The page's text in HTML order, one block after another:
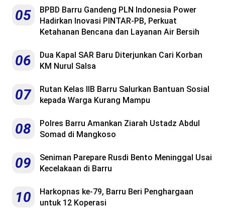
05
BPBD Barru Gandeng PLN Indonesia Power
Hadirkan Inovasi PINTAR-PB, Perkuat
Ketahanan Bencana dan Layanan Air Bersih
06
Dua Kapal SAR Baru Diterjunkan Cari Korban
KM Nurul Salsa
07
Rutan Kelas IIB Barru Salurkan Bantuan Sosial
kepada Warga Kurang Mampu
08
Polres Barru Amankan Ziarah Ustadz Abdul
Somad di Mangkoso
09
Seniman Parepare Rusdi Bento Meninggal Usai
Kecelakaan di Barru
10
Harkopnas ke-79, Barru Beri Penghargaan
untuk 12 Koperasi